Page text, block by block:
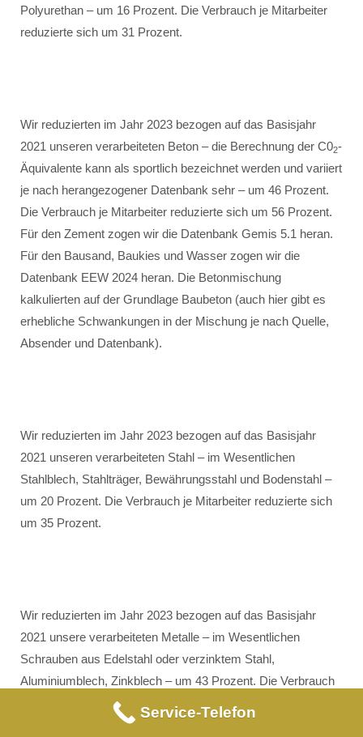
Polyurethan – um 16 Prozent. Die Verbrauch je Mitarbeiter
reduzierte sich um 31 Prozent.
Wir reduzierten im Jahr 2023 bezogen auf das Basisjahr
2021 unseren verarbeiteten Beton – die Berechnung der C02-
Äquivalente kann als sportlich bezeichnet werden und variiert
je nach herangezogener Datenbank sehr – um 46 Prozent.
Die Verbrauch je Mitarbeiter reduzierte sich um 56 Prozent.
Für den Zement zogen wir die Datenbank Gemis 5.1 heran.
Für den Bausand, Baukies und Wasser zogen wir die
Datenbank EEW 2024 heran. Die Betonmischung
kalkulierten auf der Grundlage Baubeton (auch hier gibt es
erhebliche Schwankungen in der Mischung je nach Quelle,
Absender und Datenbank).
Wir reduzierten im Jahr 2023 bezogen auf das Basisjahr
2021 unseren verarbeiteten Stahl – im Wesentlichen
Stahlblech, Stahlträger, Bewährungsstahl und Bodenstahl –
um 20 Prozent. Die Verbrauch je Mitarbeiter reduzierte sich
um 35 Prozent.
Wir reduzierten im Jahr 2023 bezogen auf das Basisjahr
2021 unsere verarbeiteten Metalle – im Wesentlichen
Schrauben aus Edelstahl oder verzinktem Stahl,
Aluminiumblech, Zinkblech – um 43 Prozent. Die Verbrauch
je Mitarbeiter reduzierte sich um 53 Prozent.
Service-Telefon